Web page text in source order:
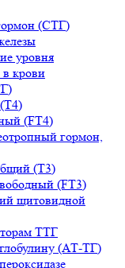
(СТГ)
уровня
крови
(FT4)
гормон,
(Т3)
(FT3)
щитовидной
ТТГ
(АТ-ТГ)